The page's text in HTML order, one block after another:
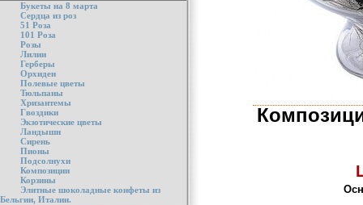
Букеты на 8 марта
Сердца из роз
51 Роза
101 Роза
Розы
Лилии
Герберы
Орхидеи
Полевые цветы
Тюльпаны
Хризантемы
Гвоздики
Экзотические цветы
Ландыши
Сирень
Пионы
Подсолнухи
Композиции
Корзины
Элитные шоколадные конфеты из
Бельгии, Италии.